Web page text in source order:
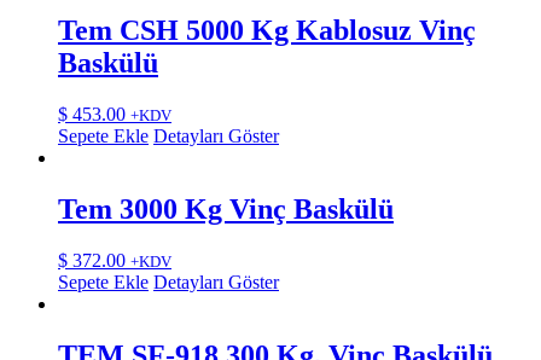
Tem CSH 5000 Kg Kablosuz Vinç
Baskülü
$ 453.00 +KDV
Sepete Ekle Detayları Göster
Tem 3000 Kg Vinç Baskülü
$ 372.00 +KDV
Sepete Ekle Detayları Göster